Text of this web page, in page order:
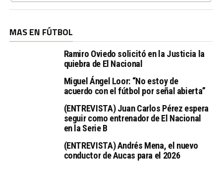
MAS EN FÚTBOL
Ramiro Oviedo solicitó en la Justicia la
quiebra de El Nacional
Miguel Ángel Loor: “No estoy de
acuerdo con el fútbol por señal abierta”
(ENTREVISTA) Juan Carlos Pérez espera
seguir como entrenador de El Nacional
en la Serie B
(ENTREVISTA) Andrés Mena, el nuevo
conductor de Aucas para el 2026